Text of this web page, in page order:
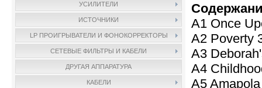
УСИЛИТЕЛИ
ИСТОЧНИКИ
LP ПРОИГРЫВАТЕЛИ И ФОНОКОРРЕКТОРЫ
СЕТЕВЫЕ ФИЛЬТРЫ И КАБЕЛИ
ДРУГАЯ АППАРАТУРА
КАБЕЛИ
A1 Once
A2 Poverty
A3
A4
A5